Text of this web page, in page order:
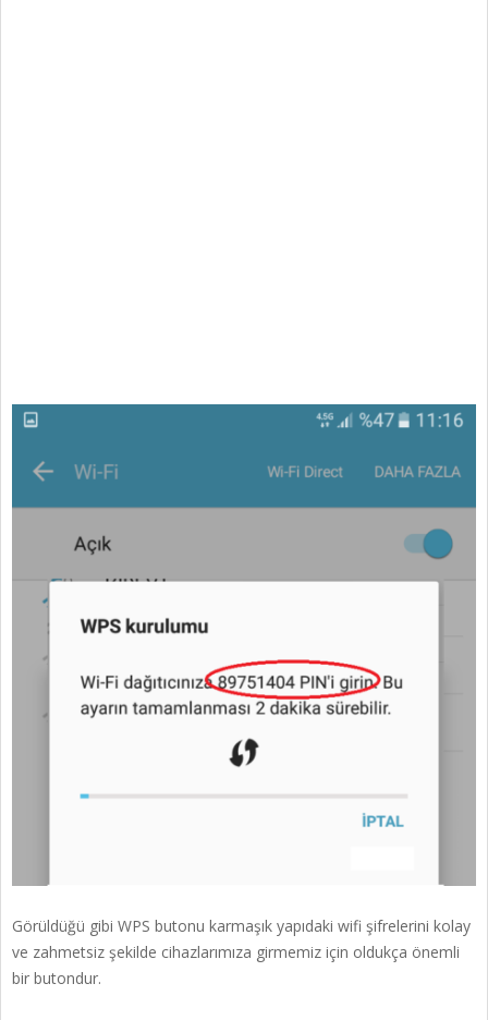
Görüldüğü gibi WPS butonu karmaşık yapıdaki wifi şifrelerini kolay
ve zahmetsiz şekilde cihazlarımıza girmemiz için oldukça önemli
bir butondur.